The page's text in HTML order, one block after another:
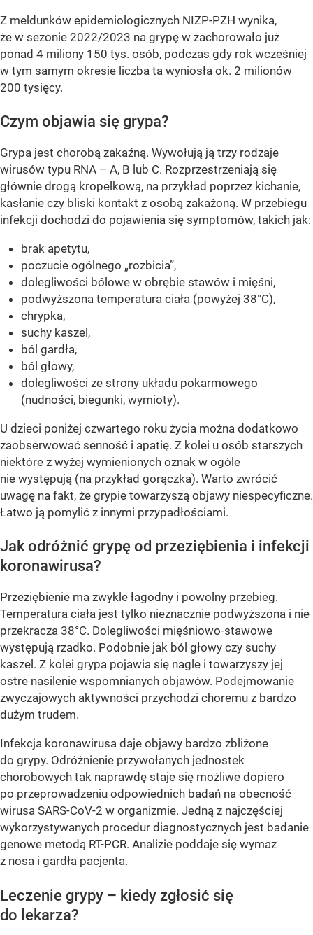
Z meldunków epidemiologicznych NIZP-PZH wynika,
że w sezonie 2022/2023 na grypę w zachorowało już
ponad 4 miliony 150 tys. osób, podczas gdy rok wcześniej
w tym samym okresie liczba ta wyniosła ok. 2 milionów
200 tysięcy.
Czym objawia się grypa?
Grypa jest chorobą zakaźną. Wywołują ją trzy rodzaje
wirusów typu RNA – A, B lub C. Rozprzestrzeniają się
głównie drogą kropelkową, na przykład poprzez kichanie,
kasłanie czy bliski kontakt z osobą zakażoną. W przebiegu
infekcji dochodzi do pojawienia się symptomów, takich jak:
brak apetytu,
poczucie ogólnego „rozbicia”,
dolegliwości bólowe w obrębie stawów i mięśni,
podwyższona temperatura ciała (powyżej 38°C),
chrypka,
suchy kaszel,
ból gardła,
ból głowy,
dolegliwości ze strony układu pokarmowego
(nudności, biegunki, wymioty).
U dzieci poniżej czwartego roku życia można dodatkowo
zaobserwować senność i apatię. Z kolei u osób starszych
niektóre z wyżej wymienionych oznak w ogóle
nie występują (na przykład gorączka). Warto zwrócić
uwagę na fakt, że grypie towarzyszą objawy niespecyficzne.
Łatwo ją pomylić z innymi przypadłościami.
Jak odróżnić grypę od przeziębienia i infekcji
koronawirusa?
Przeziębienie ma zwykle łagodny i powolny przebieg.
Temperatura ciała jest tylko nieznacznie podwyższona i nie
przekracza 38°C. Dolegliwości mięśniowo-stawowe
występują rzadko. Podobnie jak ból głowy czy suchy
kaszel. Z kolei grypa pojawia się nagle i towarzyszy jej
ostre nasilenie wspomnianych objawów. Podejmowanie
zwyczajowych aktywności przychodzi choremu z bardzo
dużym trudem.
Infekcja koronawirusa daje objawy bardzo zbliżone
do grypy. Odróżnienie przywołanych jednostek
chorobowych tak naprawdę staje się możliwe dopiero
po przeprowadzeniu odpowiednich badań na obecność
wirusa SARS-CoV-2 w organizmie. Jedną z najczęściej
wykorzystywanych procedur diagnostycznych jest badanie
genowe metodą RT-PCR. Analizie poddaje się wymaz
z nosa i gardła pacjenta.
Leczenie grypy – kiedy zgłosić się
do lekarza?